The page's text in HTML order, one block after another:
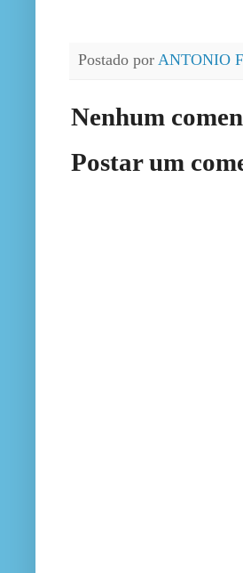
Postado por ANTONIO
Nenhum
Postar um